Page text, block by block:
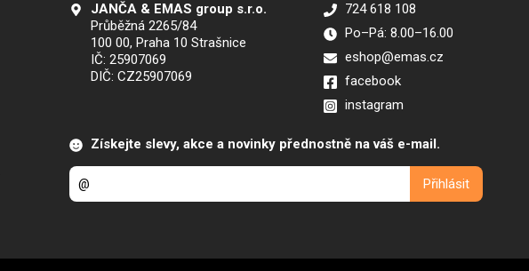
JANČA & EMAS group s.r.o.
Průběžná 2265/84
100 00, Praha 10 Strašnice
IČ: 25907069
DIČ: CZ25907069
724 618 108
Po–Pá: 8.00–16.00
eshop@emas.cz
facebook
instagram
Získejte slevy, akce a novinky přednostně na váš e-mail.